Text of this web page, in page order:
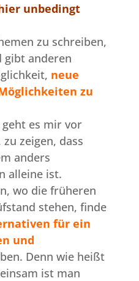
unbedingt
zu schreiben,
gibt anderen
neue
zu
geht es mir vor
zeigen, dass
anders
alleine ist.
wo die früheren
stehen, finde
für ein
und
Denn wie heißt
ist man